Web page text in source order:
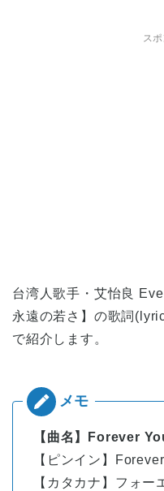
ス
台湾人歌手・艾怡良
永遠の若さ】の歌詞
で紹介します。
【曲名】Forever
【ピンイン】
【カタカナ】フォー